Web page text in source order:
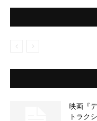
映画『
トラク